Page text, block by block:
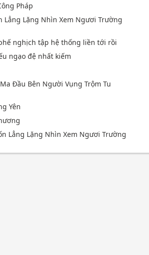
Pháp
Lẳng Lặng Nhìn Xem Ngươi Trường
nghịch tập hệ thống liền tới rồi
ngạo đệ nhất kiếm
Đầu Bên Người Vụng Trộm Tu
Yên
Lẳng Lặng Nhìn Xem Ngươi Trường